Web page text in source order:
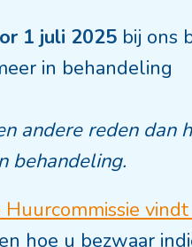
1 juli 2025 bij ons
in behandeling
andere reden dan
behandeling.
hoe u bezwaar